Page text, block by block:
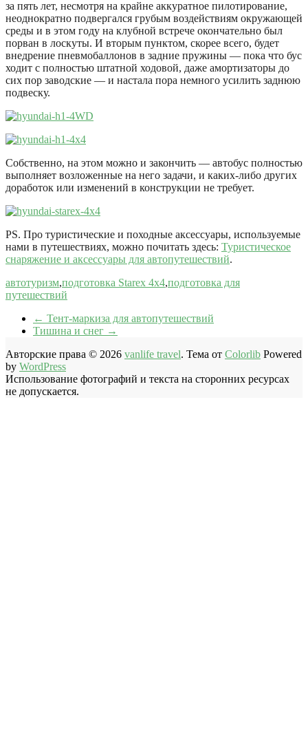
за пять лет, несмотря на крайне аккуратное пилотирование,
неоднократно подвергался грубым воздействиям окружающей
среды и в этом году на клубной встрече окончательно был
порван в лоскуты. И вторым пунктом, скорее всего, будет
внедрение пневмобаллонов в задние пружины — пока что бус
ходит с полностью штатной ходовой, даже амортизаторы до
сих пор заводские — и настала пора немного усилить заднюю
подвеску.
Собственно, на этом можно и закончить — автобус полностью
выполняет возложенные на него задачи, и каких-либо других
доработок или изменений в конструкции не требует.
PS. Про туристические и походные аксессуары, используемые
нами в путешествиях, можно почитать здесь: Туристическое
снаряжение и аксессуары для автопутешествий.
автотуризм,подготовка Starex 4x4,подготовка для
путешествий
← Тент-маркиза для автопутешествий
Тишина и снег →
Авторские права © 2026 vanlife travel. Тема от Colorlib Powered
by WordPress
Использование фотографий и текста на сторонних ресурсах
не допускается.